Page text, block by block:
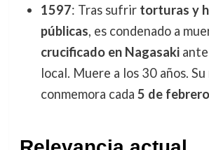
1597: Tras sufrir torturas y
públicas, es condenado a
crucificado en Nagasakiante
local. Muere a los 30 años.
conmemora cada 5 de febrero